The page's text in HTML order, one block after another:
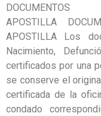
APOSTILLA
APOSTILLA Los
Nacimiento,
certificados por una
se conserve el
certificada de la
condado